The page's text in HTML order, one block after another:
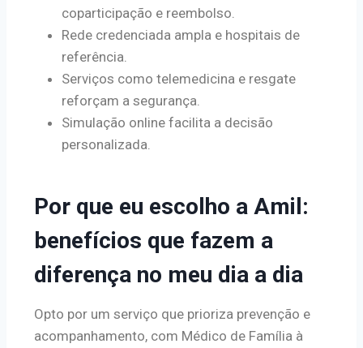
coparticipação e reembolso.
Rede credenciada ampla e hospitais de
referência.
Serviços como telemedicina e resgate
reforçam a segurança.
Simulação online facilita a decisão
personalizada.
Por que eu escolho a Amil:
benefícios que fazem a
diferença no meu dia a dia
Opto por um serviço que prioriza prevenção e
acompanhamento, com Médico de Família à